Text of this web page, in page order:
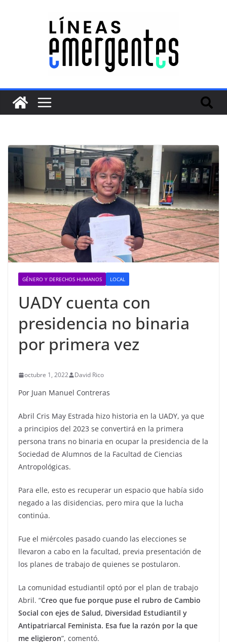
GÉNERO Y DERECHOS HUMANOS LOCAL
UADY cuenta con
presidencia no binaria
por primera vez
octubre 1, 2022 David Rico
Por Juan Manuel Contreras
Abril Cris May Estrada hizo historia en la UADY, ya que
a principios del 2023 se convertirá en la primera
persona trans no binaria en ocupar la presidencia de la
Sociedad de Alumnos de la Facultad de Ciencias
Antropológicas.
Para elle, esto es recuperar un espacio que había sido
negado a las disidencias, pero mira que la lucha
continúa.
Fue el miércoles pasado cuando las elecciones se
llevaron a cabo en la facultad, previa presentación de
los planes de trabajo de quienes se postularon.
La comunidad estudiantil optó por el plan de trabajo
Abril. “Creo que fue porque puse el rubro de Cambio
Social con ejes de Salud, Diversidad Estudiantil y
Antipatriarcal Feminista. Esa fue la razón por la que
me eligieron”, comentó.